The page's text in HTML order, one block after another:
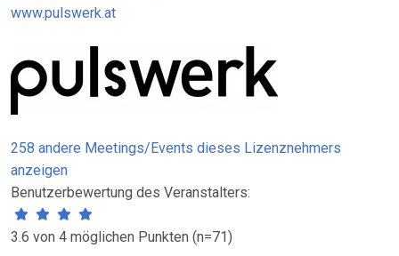
www.pulswerk.at
258 andere Meetings/Events dieses Lizenznehmers
anzeigen
Benutzerbewertung des Veranstalters:
3.6 von 4 möglichen Punkten (n=71)